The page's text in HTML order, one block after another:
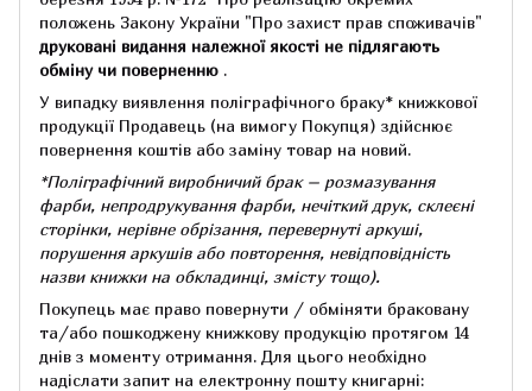
положень Закону України "Про захист прав споживачів"
друковані видання належної якості не підлягають
обміну чи поверненню .
У випадку виявлення поліграфічного браку* книжкової
продукції Продавець (на вимогу Покупця) здійснює
повернення коштів або заміну товар на новий.
*Поліграфічний виробничий брак – розмазування
фарби, непродрукування фарби, нечіткий друк, склеєні
сторінки, нерівне обрізання, перевернуті аркуші,
порушення аркушів або повторення, невідповідність
назви книжки на обкладинці, змісту тощо).
Покупець має право повернути / обміняти браковану
та/або пошкоджену книжкову продукцію протягом 14
днів з моменту отримання. Для цього необхідно
надіслати запит на електронну пошту книгарні: